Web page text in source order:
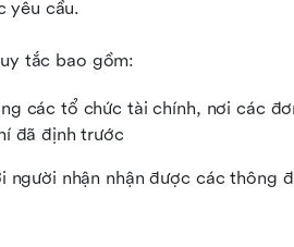
yêu cầu.
tắc bao gồm:
các tổ chức tài chính, nơi các
đã định trước
nhận nhận được các thông